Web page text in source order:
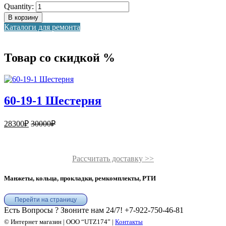
Quantity:
В корзину
Каталоги для ремонта
Товар со скидкой %
60-19-1 Шестерня
28300₽ 30000₽
Рассчитать доставку >>
Манжеты, кольца, прокладки, ремкомплекты, РТИ
Перейти на страницу
Есть Вопросы ? Звоните нам 24/7! +7-922-750-46-81
© Интернет магазин | ООО “UTZ174” | Контакты